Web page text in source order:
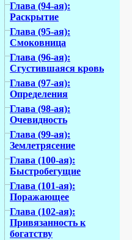
Глава (94-ая):
Раскрытие
Глава (95-ая):
Смоковница
Глава (96-ая):
Сгустившаяся кровь
Глава (97-ая):
Определения
Глава (98-ая):
Очевидность
Глава (99-ая):
Землетрясение
Глава (100-ая):
Быстробегущие
Глава (101-ая):
Поражающее
Глава (102-ая):
Привязанность к
богатству